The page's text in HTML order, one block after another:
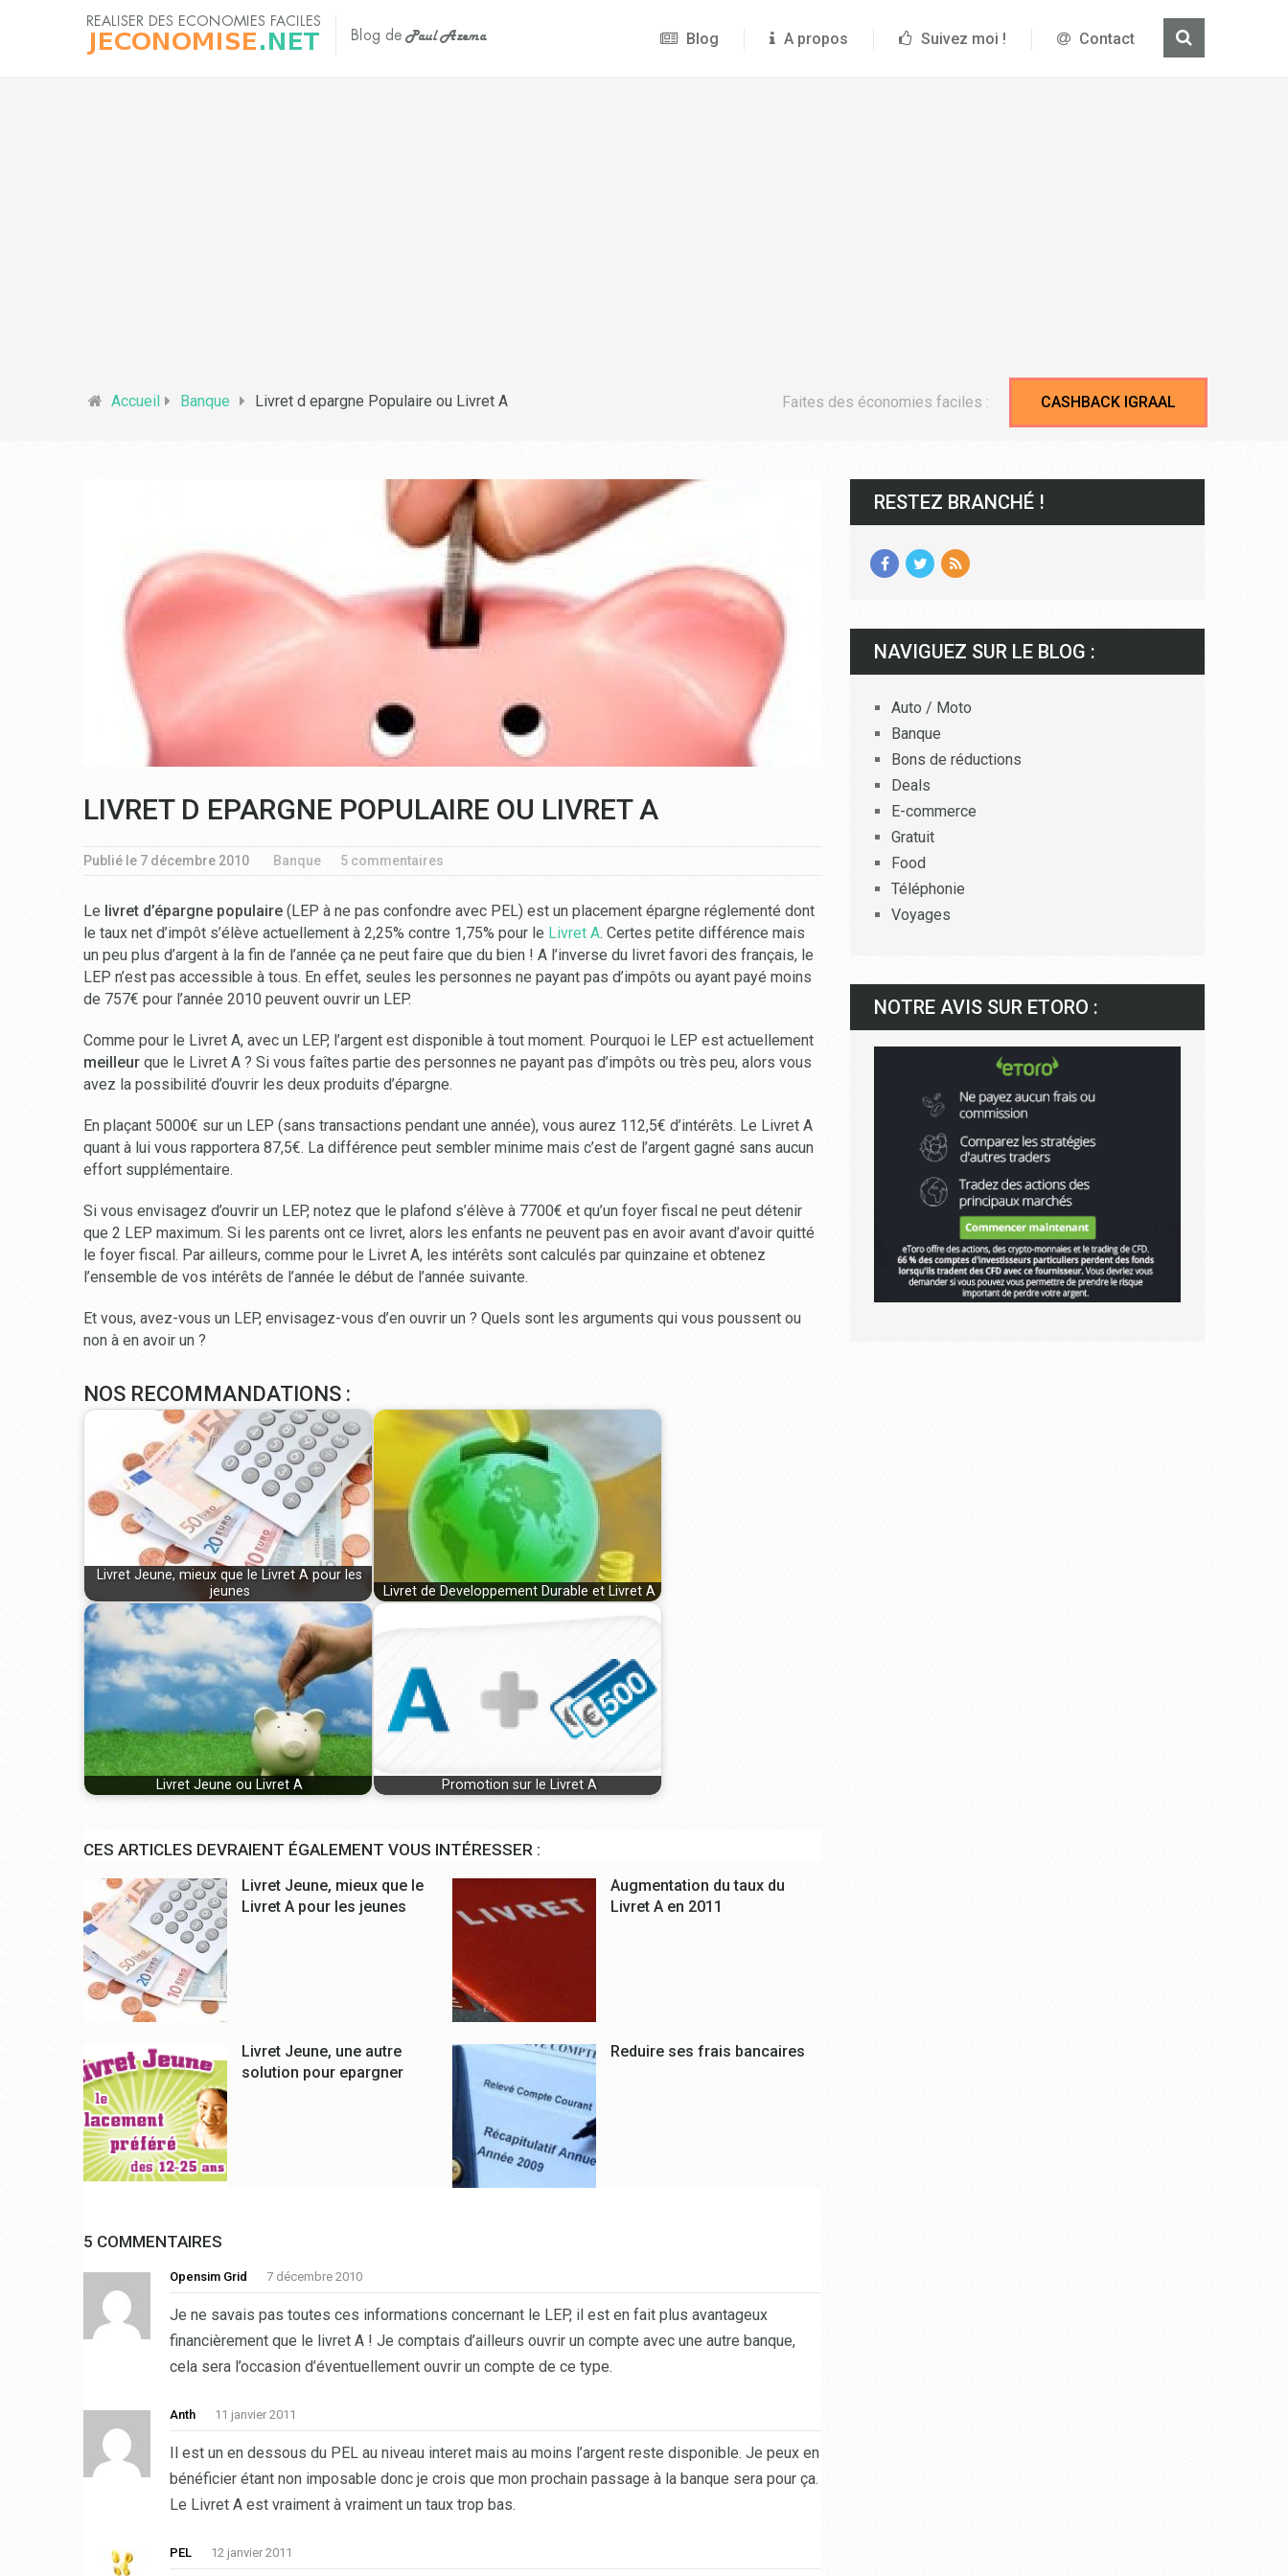
Blog A propos Suivez moi ! Contact
Accueil Banque Livret d epargne Populaire ou Livret A Faites des économies faciles : CASHBACK IGRAAL
LIVRET D EPARGNE POPULAIRE OU LIVRET A
Publié le 7 décembre 2010 Banque 5 commentaires
Le livret d’épargne populaire (LEP à ne pas confondre avec PEL) est un placement épargne réglementé dont
le taux net d’impôt s’élève actuellement à 2,25% contre 1,75% pour le Livret A. Certes petite différence mais
un peu plus d’argent à la fin de l’année ça ne peut faire que du bien ! A l’inverse du livret favori des français, le
LEP n’est pas accessible à tous. En effet, seules les personnes ne payant pas d’impôts ou ayant payé moins
de 757€ pour l’année 2010 peuvent ouvrir un LEP.
Comme pour le Livret A, avec un LEP, l’argent est disponible à tout moment. Pourquoi le LEP est actuellement
meilleur que le Livret A ? Si vous faîtes partie des personnes ne payant pas d’impôts ou très peu, alors vous
avez la possibilité d’ouvrir les deux produits d’épargne.
En plaçant 5000€ sur un LEP (sans transactions pendant une année), vous aurez 112,5€ d’intérêts. Le Livret A
quant à lui vous rapportera 87,5€. La différence peut sembler minime mais c’est de l’argent gagné sans aucun
effort supplémentaire.
Si vous envisagez d’ouvrir un LEP, notez que le plafond s’élève à 7700€ et qu’un foyer fiscal ne peut détenir
que 2 LEP maximum. Si les parents ont ce livret, alors les enfants ne peuvent pas en avoir avant d’avoir quitté
le foyer fiscal. Par ailleurs, comme pour le Livret A, les intérêts sont calculés par quinzaine et obtenez
l’ensemble de vos intérêts de l’année le début de l’année suivante.
Et vous, avez-vous un LEP, envisagez-vous d’en ouvrir un ? Quels sont les arguments qui vous poussent ou
non à en avoir un ?
NOS RECOMMANDATIONS :
Livret Jeune, mieux que le Livret A pour les
jeunes
Livret de Developpement Durable et Livret A
Livret Jeune ou Livret A Promotion sur le Livret A
CES ARTICLES DEVRAIENT ÉGALEMENT VOUS INTÉRESSER :
Livret Jeune, mieux que le
Livret A pour les jeunes
Augmentation du taux du
Livret A en 2011
Livret Jeune, une autre
solution pour epargner
Reduire ses frais bancaires
5 COMMENTAIRES
Opensim Grid 7 décembre 2010
Je ne savais pas toutes ces informations concernant le LEP, il est en fait plus avantageux
financièrement que le livret A ! Je comptais d’ailleurs ouvrir un compte avec une autre banque,
cela sera l’occasion d’éventuellement ouvrir un compte de ce type.
Anth 11 janvier 2011
Il est un en dessous du PEL au niveau interet mais au moins l’argent reste disponible. Je peux en
bénéficier étant non imposable donc je crois que mon prochain passage à la banque sera pour ça.
Le Livret A est vraiment à vraiment un taux trop bas.
PEL 12 janvier 2011
RESTEZ BRANCHÉ !
NAVIGUEZ SUR LE BLOG :
Auto / Moto
Banque
Bons de réductions
Deals
E-commerce
Gratuit
Food
Téléphonie
Voyages
NOTRE AVIS SUR ETORO :